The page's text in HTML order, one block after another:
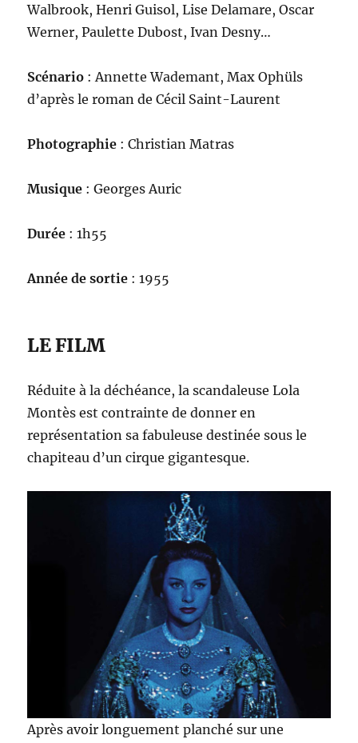
Walbrook, Henri Guisol, Lise Delamare, Oscar
Werner, Paulette Dubost, Ivan Desny…
Scénario : Annette Wademant, Max Ophüls
d’après le roman de Cécil Saint-Laurent
Photographie : Christian Matras
Musique : Georges Auric
Durée : 1h55
Année de sortie : 1955
LE FILM
Réduite à la déchéance, la scandaleuse Lola
Montès est contrainte de donner en
représentation sa fabuleuse destinée sous le
chapiteau d’un cirque gigantesque.
Après avoir longuement planché sur une